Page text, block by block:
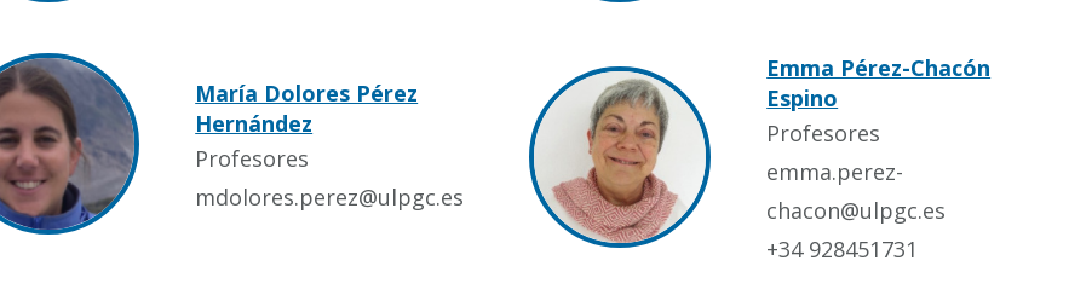
María Dolores Pérez
Hernández
Profesores
mdolores.perez@ulpgc.es
Emma Pérez-Chacón
Espino
Profesores
emma.perez-
chacon@ulpgc.es
+34 928451731